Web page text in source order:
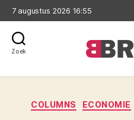
7 augustus 2026 16:55
Zoek
COLUMNS ECONOMIE